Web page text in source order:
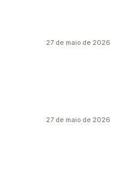
27 de maio de 2026
27 de maio de 2026